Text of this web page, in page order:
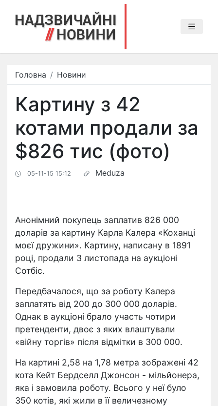
Головна Новини
Картину з 42
котами продали за
$826 тиc (фото)
05-11-15 15:12 Meduza
Анонімний покупець заплатив 826 000
доларів за картину Карла Калера «Коханці
моєї дружини». Картину, написану в 1891
році, продали 3 листопада на аукціоні
Сотбіс.
Передбачалося, що за роботу Калера
заплатять від 200 до 300 000 доларів.
Однак в аукціоні брало участь чотири
претенденти, двоє з яких влаштували
«війну торгів» після відмітки в 300 000.
На картині 2,58 на 1,78 метра зображені 42
кота Кейт Бердселл Джонсон - мільйонера,
яка і замовила роботу. Всього у неї було
350 котів, які жили в її величезному